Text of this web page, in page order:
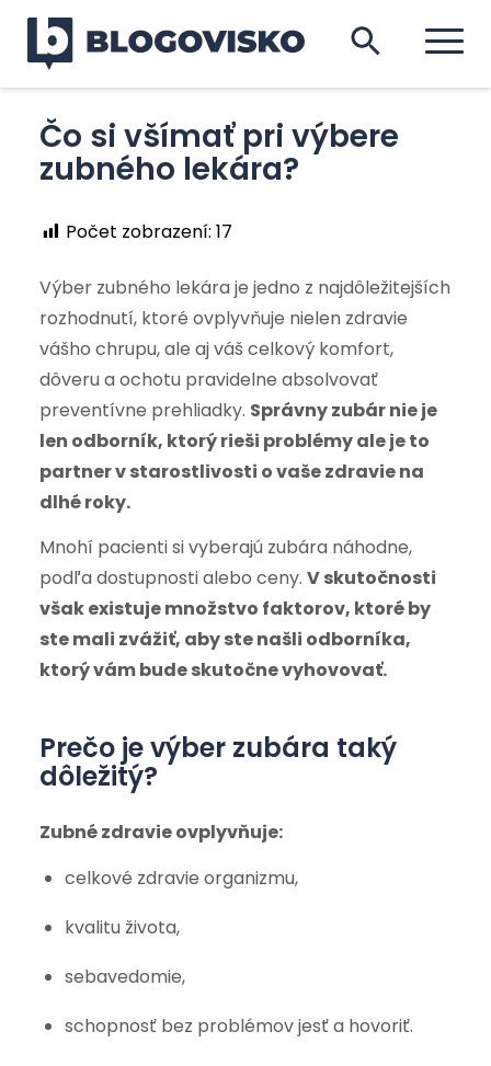
Čo si všímať pri výbere
zubného lekára?
Počet zobrazení: 17
Výber zubného lekára je jedno z najdôležitejších
rozhodnutí, ktoré ovplyvňuje nielen zdravie
vášho chrupu, ale aj váš celkový komfort,
dôveru a ochotu pravidelne absolvovať
preventívne prehliadky. Správny zubár nie je
len odborník, ktorý rieši problémy ale je to
partner v starostlivosti o vaše zdravie na
dlhé roky.
Mnohí pacienti si vyberajú zubára náhodne,
podľa dostupnosti alebo ceny. V skutočnosti
však existuje množstvo faktorov, ktoré by
ste mali zvážiť, aby ste našli odborníka,
ktorý vám bude skutočne vyhovovať.
Prečo je výber zubára taký
dôležitý?
Zubné zdravie ovplyvňuje:
celkové zdravie organizmu,
kvalitu života,
sebavedomie,
schopnosť bez problémov jesť a hovoriť.